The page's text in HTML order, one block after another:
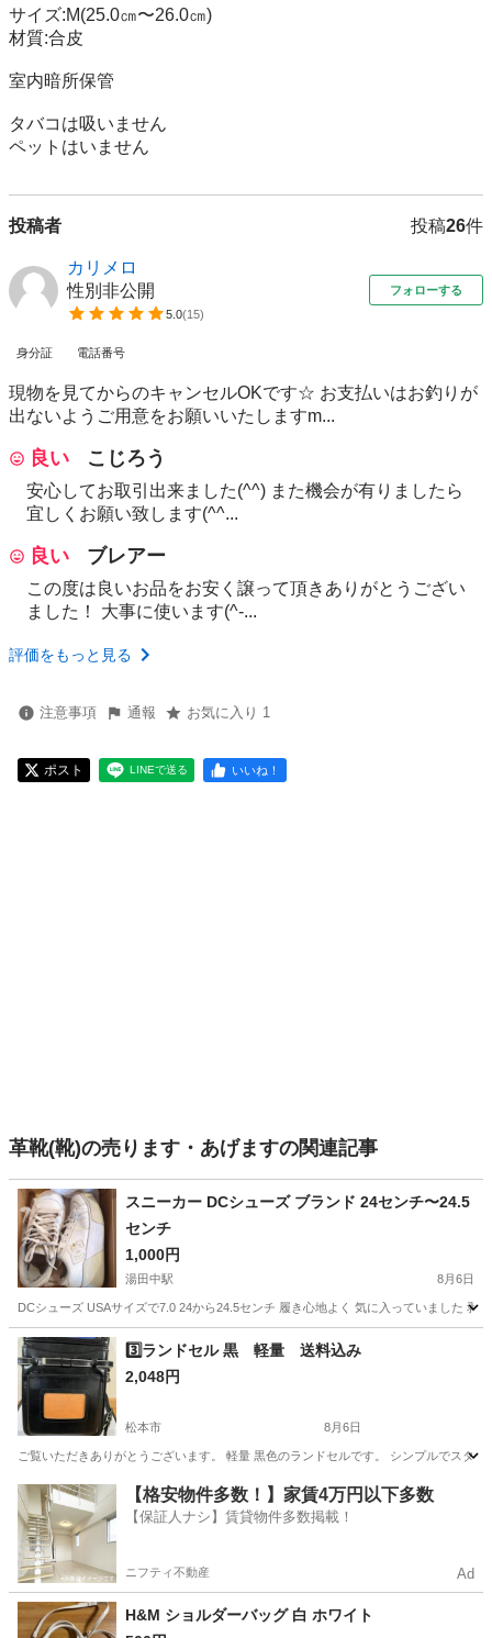
サイズ:M(25.0㎝〜26.0㎝)
材質:合皮
室内暗所保管
タバコは吸いません
ペットはいません
投稿者 投稿26件
カリメロ
性別非公開
5.0(15)
フォローする
身分証 電話番号
現物を見てからのキャンセルOKです☆ お支払いはお釣りが
出ないようご用意をお願いいたしますm...
良い こじろう
安心してお取引出来ました(^^) また機会が有りましたら
宜しくお願い致します(^^...
良い ブレアー
この度は良いお品をお安く譲って頂きありがとうござい
ました！ 大事に使います(^-...
評価をもっと見る
注意事項 通報 お気に入り 1
ポスト LINEで送る いいね！
革靴(靴)の売ります・あげますの関連記事
スニーカー DCシューズ ブランド 24センチ〜24.5
センチ
1,000円
湯田中駅 8月6日
DCシューズ USAサイズで7.0 24から24.5センチ 履き心地よく 気に入っていました 剥
長野 下高井郡 湯田中駅 靴 DCシューズ
3️⃣ランドセル 黒 軽量 送料込み
2,048円
松本市 8月6日
ご覧いただきありがとうございます。 軽量 黒色のランドセルです。 シンプルでスタ
長野 松本市 バッグ 軽量
【格安物件多数！】家賃4万円以下多数
【保証人ナシ】賃貸物件多数掲載！
ニフティ不動産 Ad
H&M ショルダーバッグ 白 ホワイト